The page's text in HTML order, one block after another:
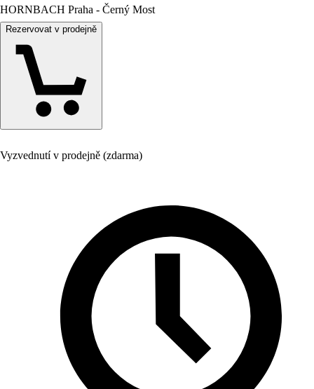
HORNBACH Praha - Černý Most
Rezervovat v prodejně
Vyzvednutí v prodejně (zdarma)